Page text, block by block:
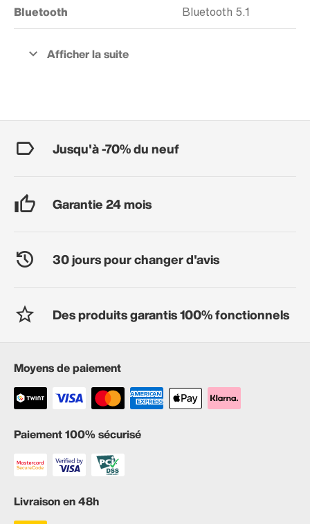
Bluetooth Bluetooth 5.1
Jusqu'à -70% du neuf
Garantie 24 mois
30 jours pour changer d'avis
Des produits garantis 100% fonctionnels
Moyens de paiement
Paiement 100% sécurisé
Livraison en 48h